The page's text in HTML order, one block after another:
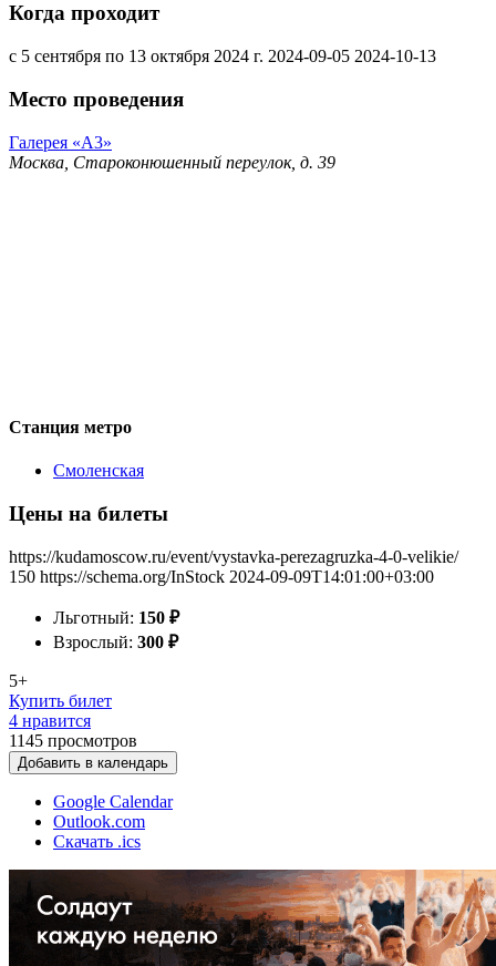
Когда проходит
с 5 сентября по 13 октября 2024 г. 2024-09-05 2024-10-13
Место проведения
Галерея «А3»
Москва, Староконюшенный переулок, д. 39
Станция метро
Смоленская
Цены на билеты
https://kudamoscow.ru/event/vystavka-perezagruzka-4-0-velikie/
150 https://schema.org/InStock 2024-09-09T14:01:00+03:00
Льготный: 150 ₽
Взрослый: 300 ₽
5+
Купить билет
4 нравится
1145 просмотров
Добавить в календарь
Google Calendar
Outlook.com
Скачать .ics